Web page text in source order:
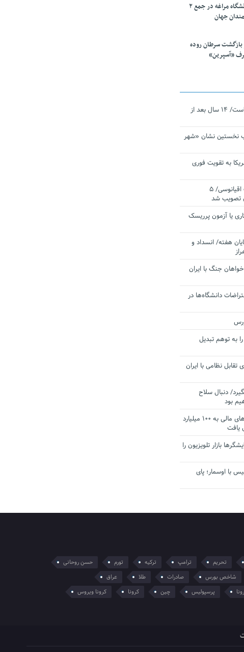
۱۰ محقق دانشگاه مراغه در جمع ۲
جهان
سرطان روده
«آسپرین»
نجات‌دهنده‌ همچنان در آیینه است/ ۱۴ سال بعد از
نخستین نشان «شهر
به تقویت فوری
اقتدار ناوگروه ۱۰۳ در مأموریت‌ اقیانوسی/ ۵
تصویب شد
یا آزمون پرریسک
هفته/ انسداد و
جنگ با ایران
دانشگاه‌ها در
به توهم تبدیل
نظامی با ایران
دنبال سلاح
بود
آستانه الزام به دریافت صورت های مالی به ۱۰۰ میلیارد
یافت
بازار تلویزیون را
با اوسمار؛ پای
تحریم ترامپ ترکیه تورم
حسن روحانی
شاخص بورس صادرات طلا
عراق
پرسپولیس چین کرونا
کرونا ویروس